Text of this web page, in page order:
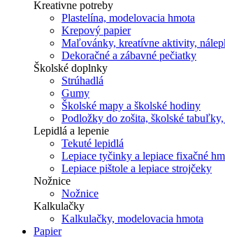
Kreativne potreby
Plastelína, modelovacia hmota
Krepový papier
Maľovánky, kreatívne aktivity,
Dekoračné a zábavné pečiatky
Školské doplnky
Strúhadlá
Gumy
Školské mapy a školské hodiny
Podložky do zošita, školské
Lepidlá a lepenie
Tekuté lepidlá
Lepiace tyčinky a lepiace fixačné
Lepiace pištole a lepiace strojčeky
Nožnice
Nožnice
Kalkulačky
Kalkulačky, modelovacia hmota
Papier